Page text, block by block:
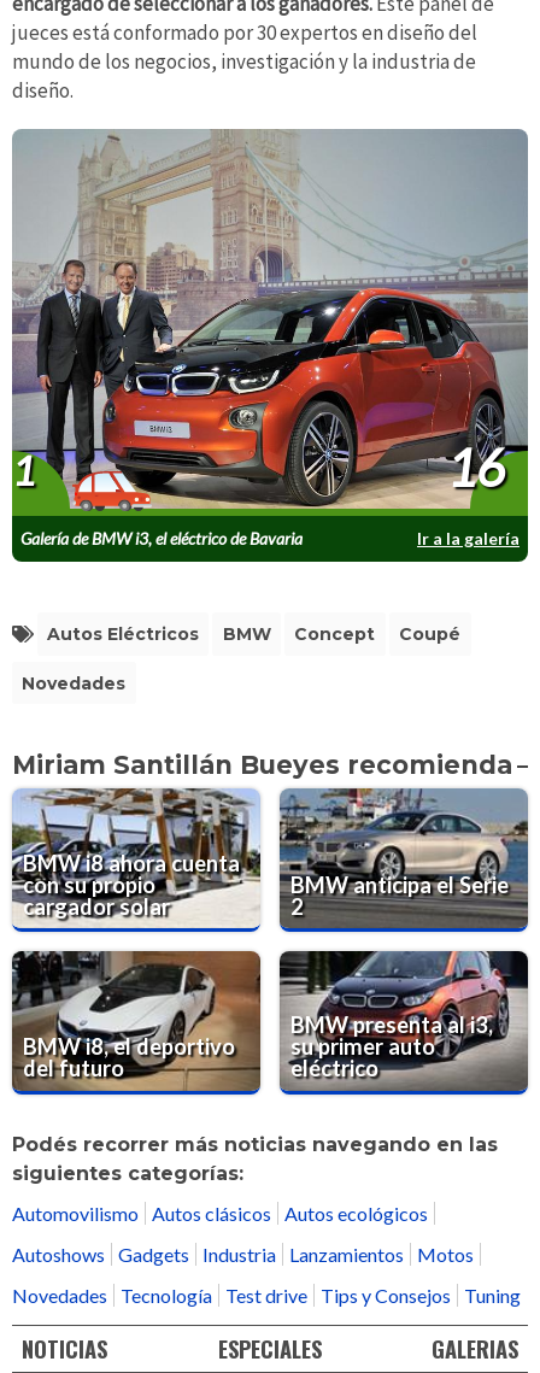
jueces está conformado por 30 expertos en diseño del
mundo de los negocios, investigación y la industria de
diseño.
Galería de BMW i3, el eléctrico de Bavaria Ir a la galería
1 16
Autos Eléctricos BMW Concept Coupé
Novedades
Miriam Santillán Bueyes recomienda
BMW i8 ahora cuenta
con su propio
cargador solar
BMW anticipa el Serie
2
BMW i8, el deportivo
del futuro
BMW presenta al i3,
su primer auto
eléctrico
Podés recorrer más noticias navegando en las
siguientes categorías:
Automovilismo
Autos clásicos
Autos ecológicos
Autoshows
Gadgets Industria Lanzamientos
Motos
Novedades
Tecnología Test drive Tips y Consejos Tuning
NOTICIAS ESPECIALES GALERIAS